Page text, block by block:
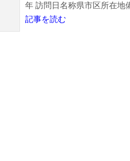
年 訪問日名称県市区所在地
記事を読む